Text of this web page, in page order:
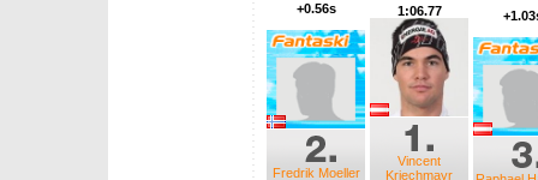
Vincent
Kriechmayr
1:06.77
Fredrik Moeller
+0.56s